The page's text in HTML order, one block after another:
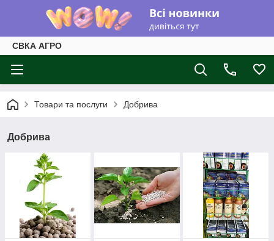
СВКА АГРО
Товари та послуги Добрива
Добрива